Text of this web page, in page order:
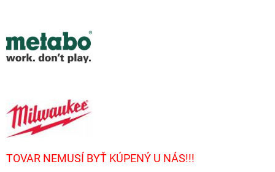
TOVAR NEMUSÍ BYŤ KÚPENÝ U NÁS!!!